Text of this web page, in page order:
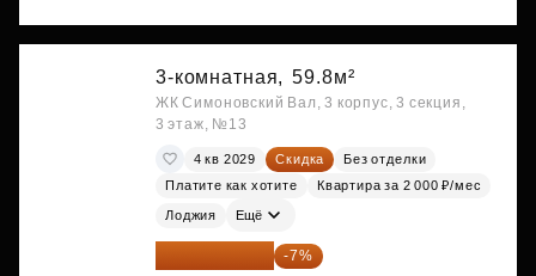
3-комнатная, 59.8м²
ЖК Симоновский Вал, 3 корпус, 3 секция,
3 этаж, №13
4 кв 2029 Скидка
Без отделки
Платите как хотите
Квартира за 2 000 ₽/мес
Лоджия Ещё
28 618 964 ₽ -7%